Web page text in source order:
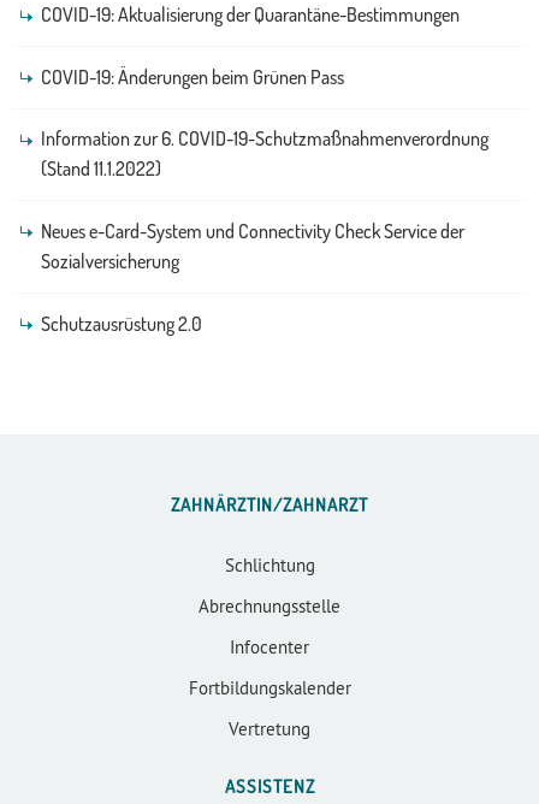
COVID-19: Aktualisierung der Quarantäne-Bestimmungen
COVID-19: Änderungen beim Grünen Pass
Information zur 6. COVID-19-Schutzmaßnahmenverordnung
(Stand 11.1.2022)
Neues e-Card-System und Connectivity Check Service der
Sozialversicherung
Schutzausrüstung 2.0
ZAHNÄRZTIN/ZAHNARZT
Schlichtung
Abrechnungsstelle
Infocenter
Fortbildungskalender
Vertretung
ASSISTENZ